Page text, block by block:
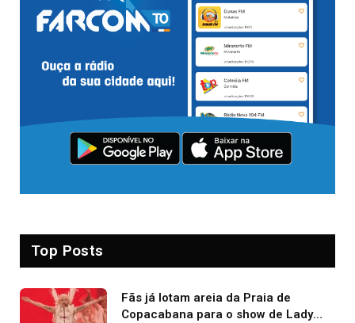
Top Posts
Fãs já lotam areia da Praia de
Copacabana para o show de Lady